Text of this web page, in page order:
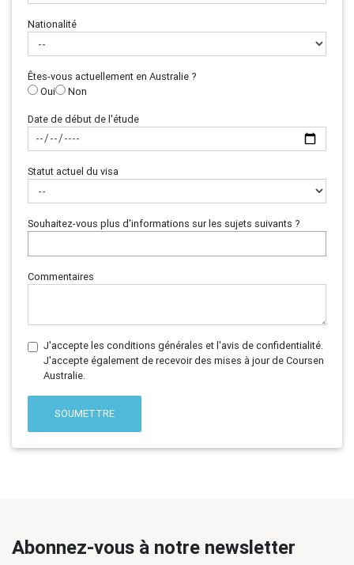
Nationalité
Êtes-vous actuellement en Australie ?
Oui
Non
Date de début de l'étude
Statut actuel du visa
Souhaitez-vous plus d'informations sur les sujets suivants ?
Commentaires
J'accepte les conditions générales et l'avis de confidentialité.
J'accepte également de recevoir des mises à jour de Coursen
Australie.
SOUMETTRE
Abonnez-vous à notre newsletter